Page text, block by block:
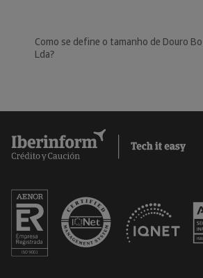
Como se define o tamanho de Douro
Lda?